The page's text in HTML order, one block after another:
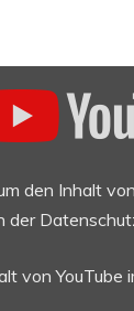
den Inhalt
der
von YouTube